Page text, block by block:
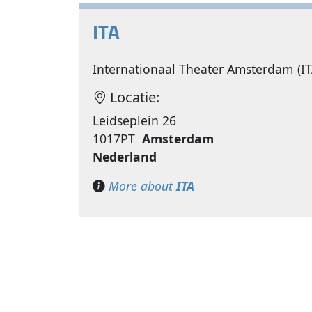
ITA
Internationaal Theater Amsterdam
Locatie:
Leidseplein 26
1017PT Amsterdam
Nederland
More aboutITA